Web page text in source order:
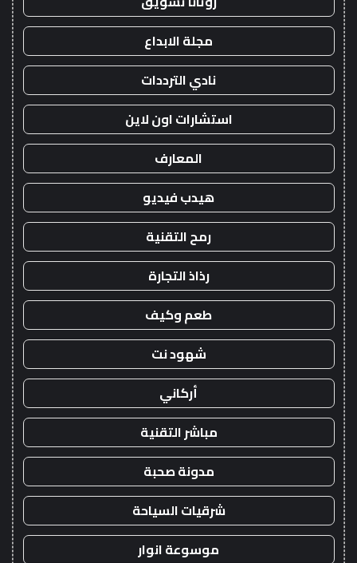
مجلة الابداع
نادي الترددات
استشارات اون لاين
المعارف
هيدب فيديو
رمح التقنية
رذاذ التجارة
طعم وكيف
شهود نت
أركاني
مباشر التقنية
مدونة صحبة
شرقيات السياحة
موسوعة انوار